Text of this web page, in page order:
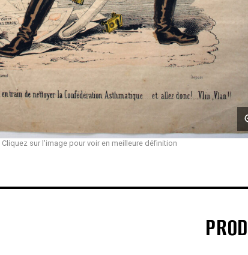
Cliquez sur l'image pour voir en meilleure définition